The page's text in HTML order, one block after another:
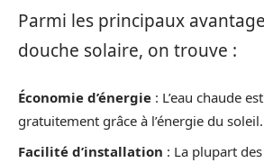
Parmi les principaux
douche solaire, on trouve :
Économie d’énergie : L’eau chaude
gratuitement grâce à l’énergie du soleil.
Facilité d’installation : La plupart